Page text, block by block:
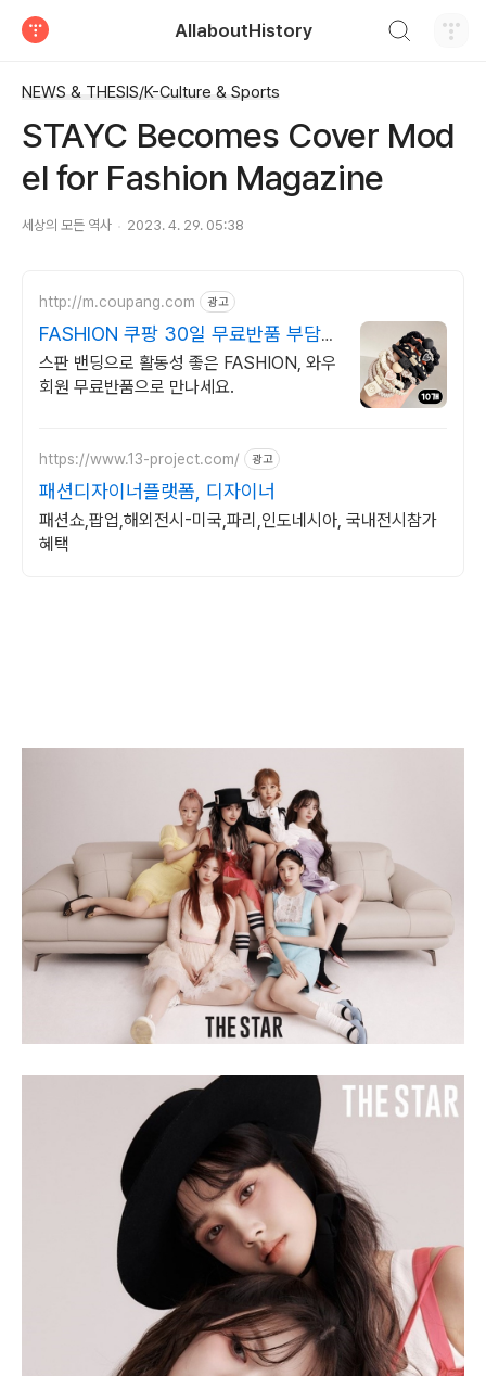
AllaboutHistory
NEWS & THESIS/K-Culture & Sports
STAYC Becomes Cover Mod
el for Fashion Magazine
세상의 모든 역사 2023. 4. 29. 05:38
http://m.coupang.com 광고
FASHION 쿠팡 30일 무료반품 부담없
이
스판 밴딩으로 활동성 좋은 FASHION, 와우
회원 무료반품으로 만나세요.
https://www.13-project.com/ 광고
패션디자이너플랫폼, 디자이너
패션쇼,팝업,해외전시-미국,파리,인도네시아, 국내전시참가
혜택